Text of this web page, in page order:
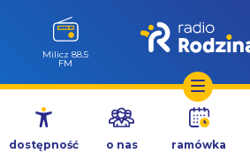
Przejdź
treści
Milicz 88.5
FM
dostępność o nas ramówka